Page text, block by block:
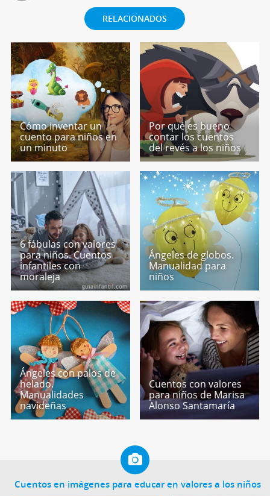
RELACIONADOS
Cómo inventar un
cuento para niños en
un minuto
Por qué es bueno
contar los cuentos
del revés a los niños
6 fábulas con valores
para niños. Cuentos
infantiles con
moraleja
Ángeles de globos.
Manualidad para
niños
Ángeles con palos de
helado.
Manualidades
navideñas
Cuentos con valores
para niños de Marisa
Alonso Santamaría
Cuentos en imágenes para educar en valores a los niños